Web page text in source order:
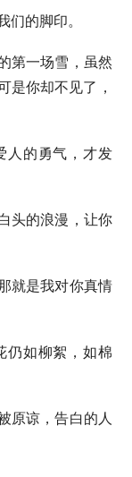
们的脚印。
第一场雪，虽然
是你却不见了，
人的勇气，才发
头的浪漫，让你
就是我对你真情
仍如柳絮，如棉
原谅，告白的人